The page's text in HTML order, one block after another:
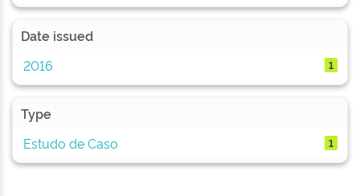
Date issued
2016
1
Type
Estudo de Caso
1